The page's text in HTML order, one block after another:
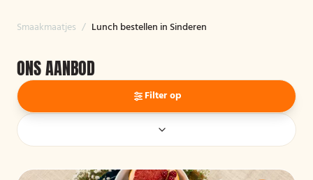
Smaakmaatjes / Lunch bestellen in Sinderen
ONS AANBOD
Filter op